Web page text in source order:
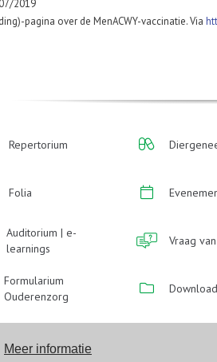
Meer informatie
2019
pagina over de MenACWY-vaccinatie. Via
Repertorium
Folia
Auditorium | e-
learnings
Formularium
Ouderenzorg
Vraag